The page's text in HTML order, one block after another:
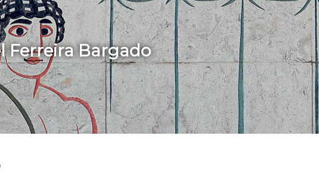
Ferreira Bargado